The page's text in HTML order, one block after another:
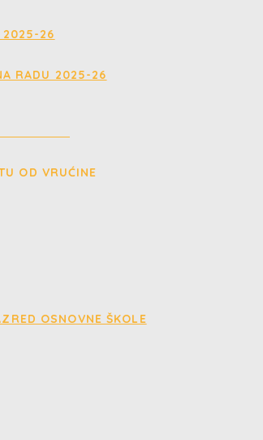
2025-26
RADU 2025-26
OSNOVNE ŠKOLE